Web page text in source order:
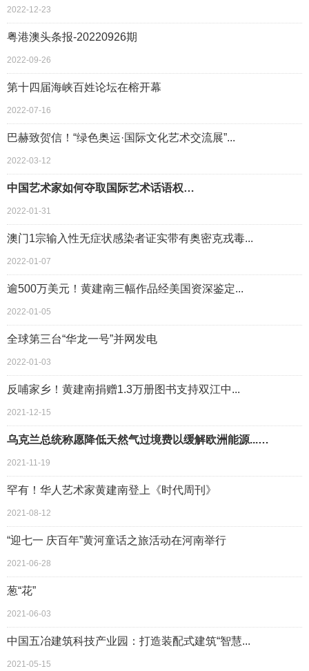
2022-12-23
粤港澳头条报-20220926期
2022-09-26
第十四届海峡百姓论坛在榕开幕
2022-07-16
巴赫致贺信！“绿色奥运·国际文化艺术交流展”...
2022-03-12
中国艺术家如何夺取国际艺术话语权…
2022-01-31
澳门1宗输入性无症状感染者证实带有奥密克戎毒...
2022-01-07
逾500万美元！黄建南三幅作品经美国资深鉴定...
2022-01-05
全球第三台“华龙一号”并网发电
2022-01-03
反哺家乡！黄建南捐赠1.3万册图书支持双江中...
2021-12-15
乌克兰总统称愿降低天然气过境费以缓解欧洲能源...…
2021-11-19
罕有！华人艺术家黄建南登上《时代周刊》
2021-08-12
“迎七一 庆百年”黄河童话之旅活动在河南举行
2021-06-28
葱“花”
2021-06-03
中国五冶建筑科技产业园：打造装配式建筑“智慧...
2021-05-15